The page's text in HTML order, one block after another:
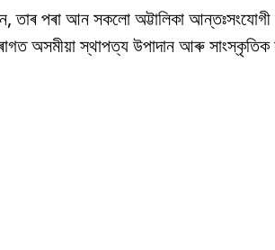
পৰা আন সকলো অট্টালিকা আন্তঃসংযোগী
অসমীয়া স্থাপত্য উপাদান আৰু সাংস্কৃতিক